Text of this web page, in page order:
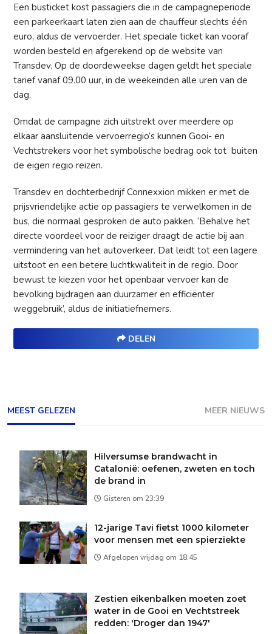
Een busticket kost passagiers die in de campagneperiode
een parkeerkaart laten zien aan de chauffeur slechts één
euro, aldus de vervoerder. Het speciale ticket kan vooraf
worden besteld en afgerekend op de website van
Transdev. Op de doordeweekse dagen geldt het speciale
tarief vanaf 09.00 uur, in de weekeinden alle uren van de
dag.
Omdat de campagne zich uitstrekt over meerdere op
elkaar aansluitende vervoerregio’s kunnen Gooi- en
Vechtstrekers voor het symbolische bedrag ook tot buiten
de eigen regio reizen.
Transdev en dochterbedrijf Connexxion mikken er met de
prijsvriendelijke actie op passagiers te verwelkomen in de
bus, die normaal gesproken de auto pakken. ‘Behalve het
directe voordeel voor de reiziger draagt de actie bij aan
vermindering van het autoverkeer. Dat leidt tot een lagere
uitstoot en een betere luchtkwaliteit in de regio. Door
bewust te kiezen voor het openbaar vervoer kan de
bevolking bijdragen aan duurzamer en efficiënter
weggebruik’, aldus de initiatiefnemers.
DELEN
MEEST GELEZEN MEER NIEUWS
Hilversumse brandwacht in
Catalonië: oefenen, zweten en toch
de brand in
Gisteren om 23:39
12-jarige Tavi fietst 1000 kilometer
voor mensen met een spierziekte
Afgelopen vrijdag om 18:45
Zestien eikenbalken moeten zoet
water in de Gooi en Vechtstreek
redden: 'Droger dan 1947'